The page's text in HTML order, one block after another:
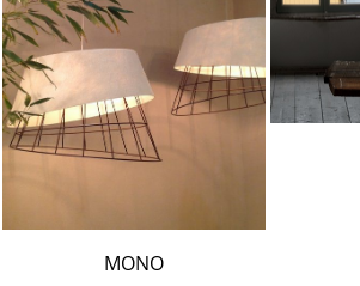
MONO